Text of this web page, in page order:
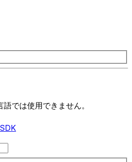
では使用できません。